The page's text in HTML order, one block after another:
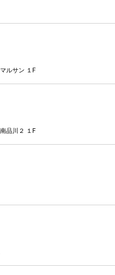
ルサン １F
品川２ １F